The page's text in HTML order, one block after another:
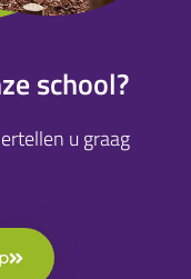
school?
u graag